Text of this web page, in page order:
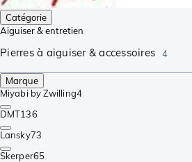
Catégorie
Aiguiser & entretien
Pierres à aiguiser & accessoires 4
Marque
Miyabi by Zwilling4
DMT136
Lansky73
Skerper65